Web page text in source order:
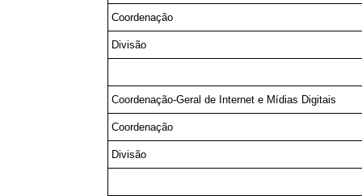
Coordenação
Divisão
Coordenação-Geral de Internet e Mídias Digitais
Coordenação
Divisão